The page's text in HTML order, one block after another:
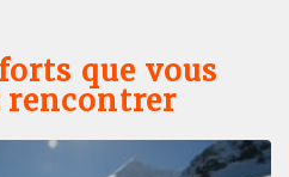
que vous
rencontrer